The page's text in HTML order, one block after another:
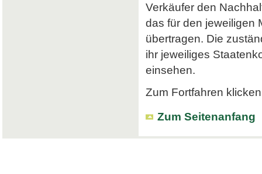
Verkäufer den
das für den jeweiligen
übertragen. Die
ihr jeweiliges
einsehen.
Zum Fortfahren
Zum Seitenanfang